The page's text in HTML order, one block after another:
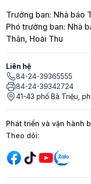
Trưởng ban: Nhà báo
Phó trưởng ban: Nhà
Thân, Hoài Thu
Liên hệ
84-24-39365555
84-24-39342724
41-43 phố Bà Triệu,
Phát triển và vận hành
Mạng xã hội
Theo dõi: